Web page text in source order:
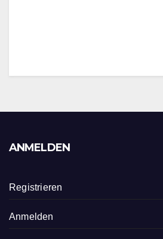
ANMELDEN
Registrieren
Anmelden